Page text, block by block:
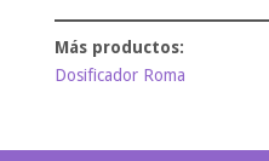
Dosificador Roma